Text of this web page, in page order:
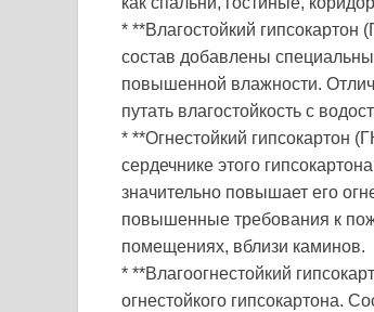
* **Влагостойкий
состав добавлены
повышенной влажности.
путать влагостойкость с
* **Огнестойкий гипсокартон
сердечнике этого
значительно повышает его
повышенные требования к
помещениях, вблизи каминов.
* **Влагоогнестойкий
огнестойкого гипсокартона.